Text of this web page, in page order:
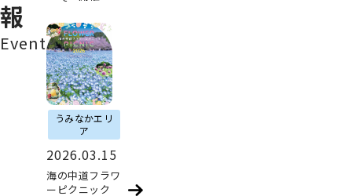
報
Event
うみなかエリ
ア
2026.03.15
海の中道フラワ
ーピクニック